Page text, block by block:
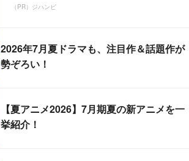
（PR）ジハンピ
2026年7月夏ドラマも、注目作＆話題作が
勢ぞろい！
【夏アニメ2026】7月期夏の新アニメを一
挙紹介！